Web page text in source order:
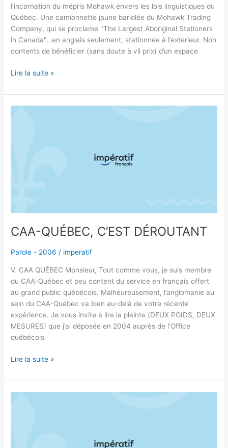
l’incarnation du mépris Mohawk envers les lois linguistiques du
Québec. Une camionnette jaune bariolée du Mohawk Trading
Company, qui se proclame "The Largest Aboriginal Stationers
in Canada"…en anglais seulement, stationnée à l’extérieur. Non
contents de bénéficier (sans doute à vil prix) d’un espace
Lire la suite »
CAA-QUÉBEC, C’EST DÉROUTANT
Parole - 2006 / imperatif
V. CAA QUÉBEC Monsieur, Tout comme vous, je suis membre
du CAA-Québec et peu content du service en français offert
au grand public québécois. Malheureusement, l’anglomanie au
sein du CAA-Québec va bien au-delà de votre récente
expérience. Je vous invite à lire la plainte (DEUX POIDS, DEUX
MESURES) que j’ai déposée en 2004 auprès de l’Office
québécois
Lire la suite »